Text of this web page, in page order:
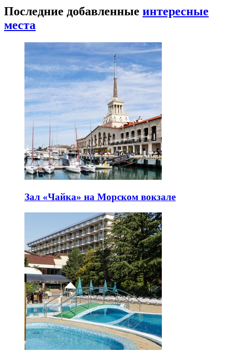
Последние добавленные интересные
места
Зал «Чайка» на Морском вокзале